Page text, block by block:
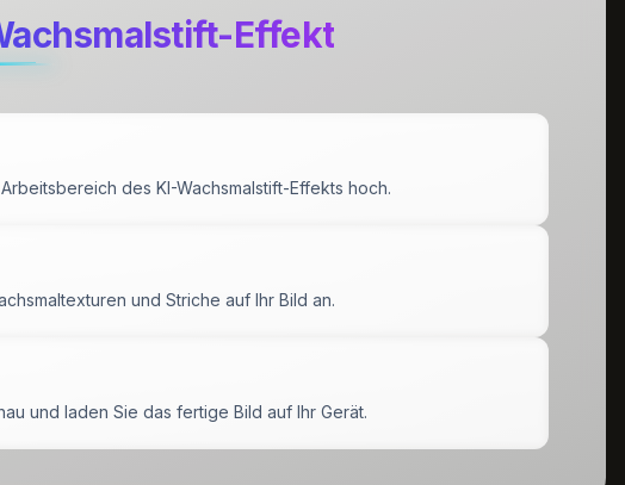
Effekt
des KI-Wachsmalstift-Effekts hoch.
und Striche auf Ihr Bild an.
und laden Sie das fertige Bild auf Ihr Gerät.